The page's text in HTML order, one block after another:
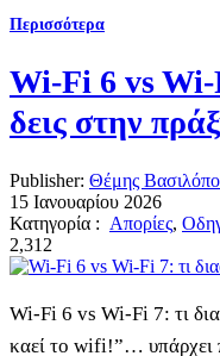
Περισσότερα
Wi-Fi 6 vs Wi-
δεις στην
Publisher: Θέμης
15 Ιανουαρίου 2026
Κατηγορία : Απορίες,
2,312
Wi-Fi 6 vs Wi-Fi 7: τι
καεί το wifi!”… υπάρχει